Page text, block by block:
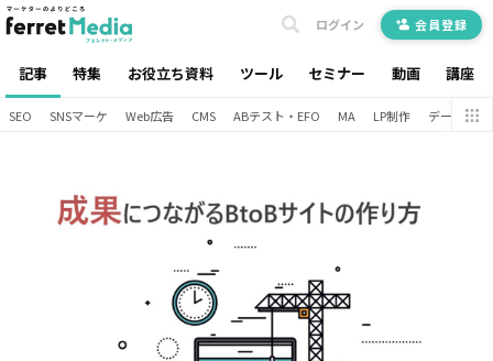
記事 特集 お役立ち資料 ツール セミナー 動画 講座
ログイン 会員登録
SEO SNSマーケ Web広告 CMS ABテスト・EFO MA LP制作 データ分析